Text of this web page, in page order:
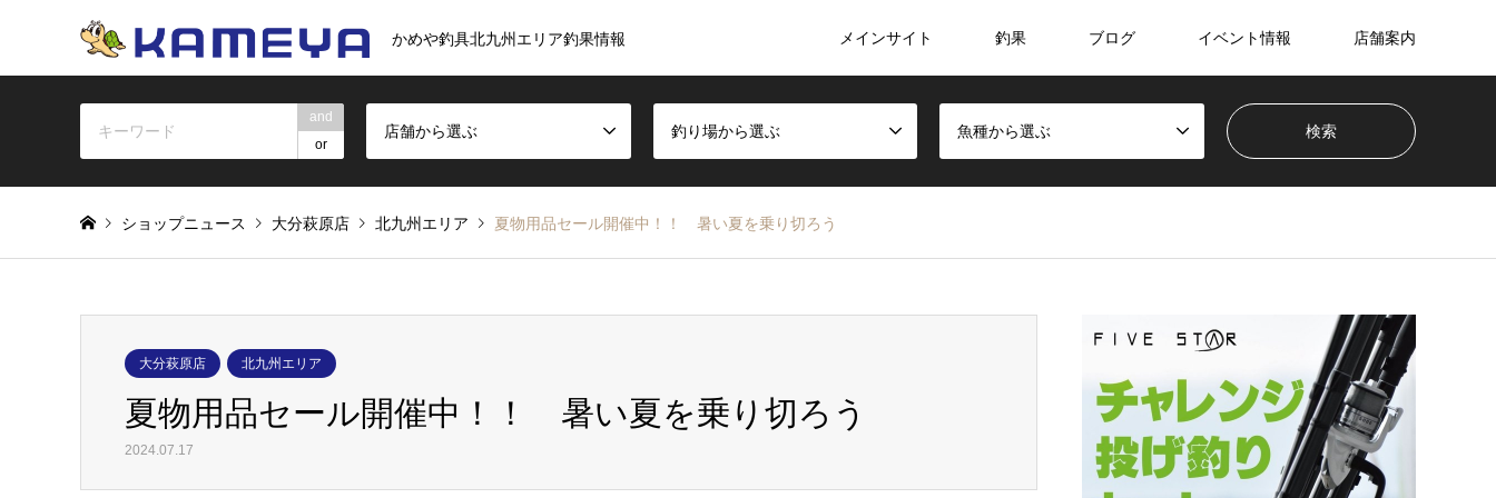
かめや釣具北九州エリア釣果情報 メインサイト 釣果 ブログ イベント情報 店舗案内
and
or
店舗から選ぶ 釣り場から選ぶ 魚種から選ぶ
ショップニュース 大分萩原店 北九州エリア 夏物用品セール開催中！！ 暑い夏を乗り切ろう
大分萩原店 北九州エリア
夏物用品セール開催中！！ 暑い夏を乗り切ろう
2024.07.17